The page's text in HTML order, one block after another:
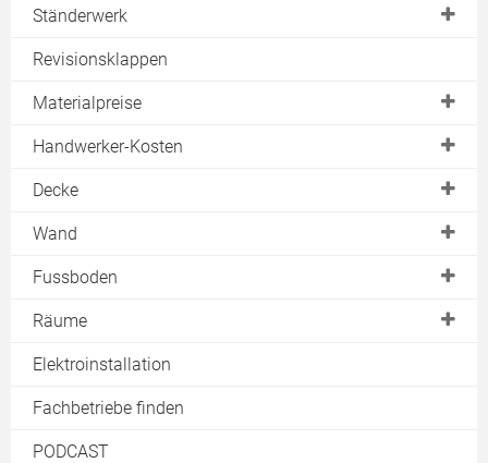
C
CD
UA
UD
UW
Ständerwerk
Holzständerwerk
Revisionsklappen
Materialpreise
Gipskartonplatten
Trockenbauplatten
Handwerker-Kosten
Trockenbauwand
Trockenbaudecke
Decke
Deckenheizung
Akustikdecke
Wand
Metallständerwand
Wandheizung
Fussboden
Estrichelemente
Fussbodenheizung
Räume
Bad
Elektroinstallation
Fachbetriebe finden
PODCAST